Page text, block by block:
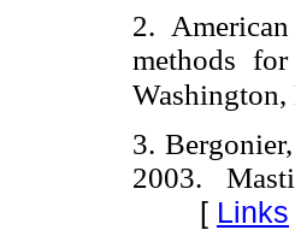
2.
methods
3.
2003.
[ Links